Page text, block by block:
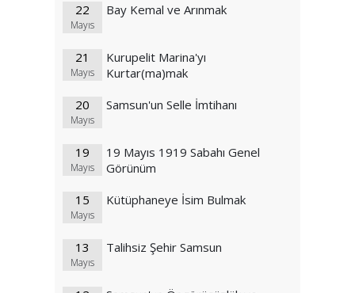
22
Mayıs
Bay Kemal ve Arınmak
21
Mayıs
Kurupelit Marina'yı
Kurtar(ma)mak
20
Mayıs
Samsun'un Selle İmtihanı
19
Mayıs
19 Mayıs 1919 Sabahı Genel
Görünüm
15
Mayıs
Kütüphaneye İsim Bulmak
13
Mayıs
Talihsiz Şehir Samsun